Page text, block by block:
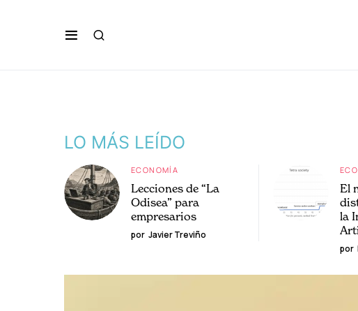
LO MÁS LEÍDO
ECONOMÍA
Lecciones de “La
Odisea” para
empresarios
por Javier Treviño
El
la
por